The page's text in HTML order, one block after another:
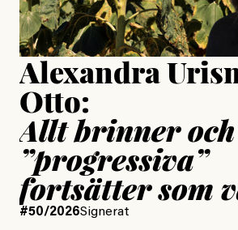
Uppdaterad15 July, 2026
Alexandra
Otto:
Allt brinner
”progressiva”
fortsätter som
#50/2026Signerat